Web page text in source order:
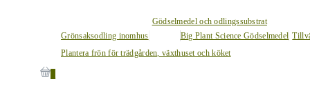
Grönsaksodling inomhus
Gödselmedel och odlingssubstrat
Big Plant Science Gödselmedel
Plantera frön för trädgården, växthuset och köket